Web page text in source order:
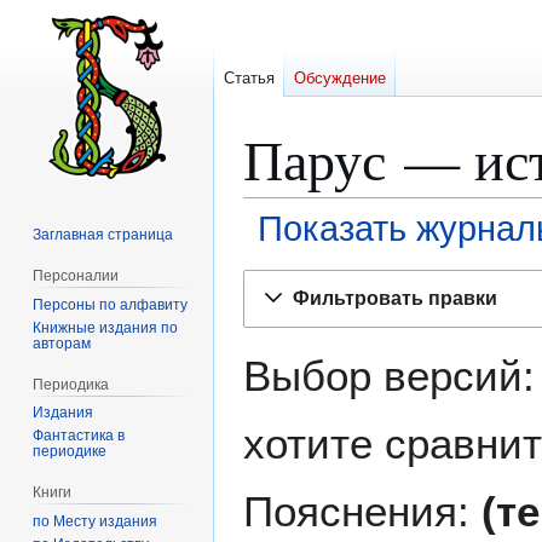
Парус —
Показать
Фильтровать правки
Выбор версий:
хотите
Пояснения:
Статья Обсуждение
Заглавная страница
Персоналии
Персоны по алфавиту
Книжные издания по
авторам
Периодика
Издания
Фантастика в
периодике
Книги
по Месту издания